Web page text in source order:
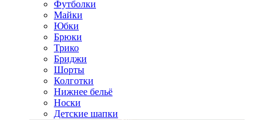
Футболки
Майки
Юбки
Брюки
Трико
Бриджи
Шорты
Колготки
Нижнее бельё
Носки
Детские шапки